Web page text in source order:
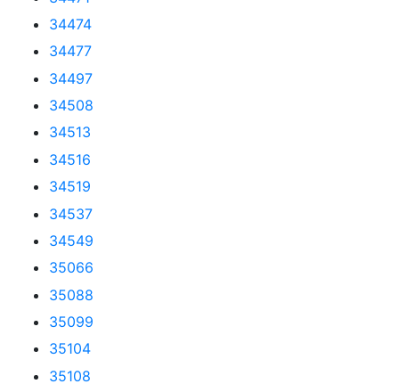
34474
34477
34497
34508
34513
34516
34519
34537
34549
35066
35088
35099
35104
35108